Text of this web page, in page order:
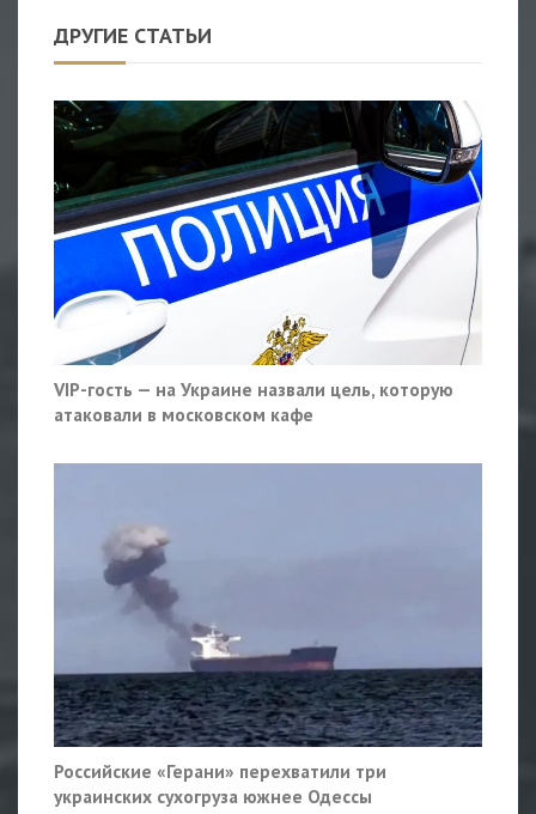
ДРУГИЕ СТАТЬИ
VIP-гость — на Украине назвали цель, которую
атаковали в московском кафе
Российские «Герани» перехватили три
украинских сухогруза южнее Одессы